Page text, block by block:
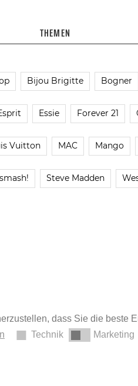
dass Sie die beste
Technik Marketing
THEMEN
Bijou Brigitte Bogner
Essie Forever 21
Vuitton MAC Mango
smash! Steve Madden